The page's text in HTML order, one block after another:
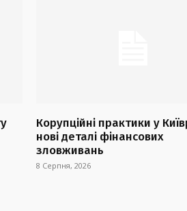
Корупційні практики у
нові деталі фінансових
зловживань
8 Серпня, 2026